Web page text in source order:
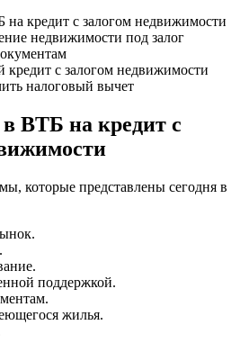
кредит с залогом недвижимости
недвижимости под залог
кредит с залогом недвижимости
налоговый вычет
ВТБ на кредит с
которые представлены сегодня в
поддержкой.
жилья.